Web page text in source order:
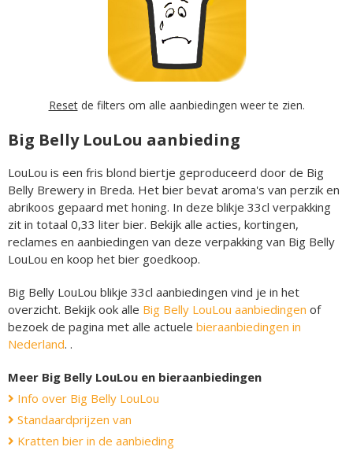
Resetde filters om alle aanbiedingen weer te zien.
Big Belly LouLou aanbieding
LouLou is een fris blond biertje geproduceerd door de Big
Belly Brewery in Breda. Het bier bevat aroma's van perzik en
abrikoos gepaard met honing. In deze blikje 33cl verpakking
zit in totaal 0,33 liter bier. Bekijk alle acties, kortingen,
reclames en aanbiedingen van deze verpakking van Big Belly
LouLou en koop het bier goedkoop.
Big Belly LouLou blikje 33cl aanbiedingen vind je in het
overzicht. Bekijk ook alle Big Belly LouLou aanbiedingen of
bezoek de pagina met alle actuele bieraanbiedingen in
Nederland. .
Meer Big Belly LouLou en bieraanbiedingen
Info over Big Belly LouLou
Standaardprijzen van
Kratten bier in de aanbieding